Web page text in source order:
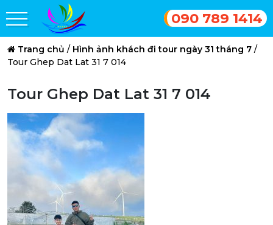
090 789 1414
Trang chủ / Hình ảnh khách đi tour ngày 31 tháng 7 /
Tour Ghep Dat Lat 31 7 014
Tour Ghep Dat Lat 31 7 014